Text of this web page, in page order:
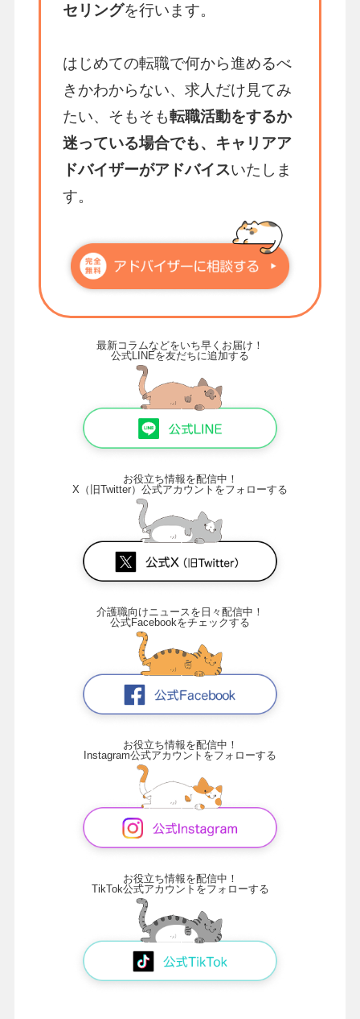
セリングを行います。
はじめての転職で何から進めるべ
きかわからない、求人だけ見てみ
たい、そもそも転職活動をするか
迷っている場合でも、キャリアア
ドバイザーがアドバイスいたしま
す。
最新コラムなどをいち早くお届け！
公式LINEを友だちに追加する
お役立ち情報を配信中！
X（旧Twitter）公式アカウントをフォローする
介護職向けニュースを日々配信中！
公式Facebookをチェックする
お役立ち情報を配信中！
Instagram公式アカウントをフォローする
お役立ち情報を配信中！
TikTok公式アカウントをフォローする